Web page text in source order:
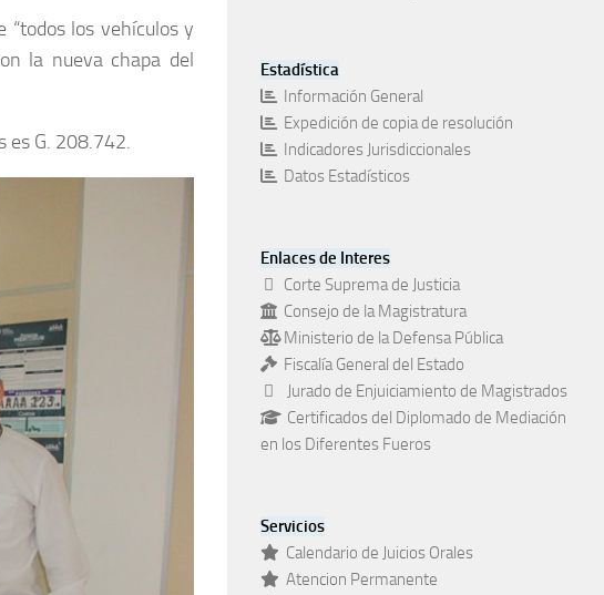
“todos los vehículos y
la nueva chapa del
es G. 208.742.
Estadística
Información General
Expedición de copia de resolución
Indicadores Jurisdiccionales
Datos Estadísticos
Enlaces de Interes
Corte Suprema de Justicia
Consejo de la Magistratura
Ministerio de la Defensa Pública
Fiscalía General del Estado
Jurado de Enjuiciamiento de Magistrados
Certificados del Diplomado de Mediación
en los Diferentes Fueros
Servicios
Calendario de Juicios Orales
Atencion Permanente